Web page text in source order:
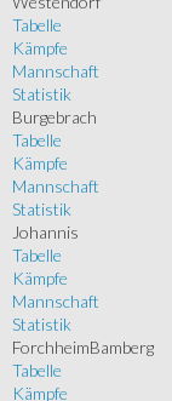
Tabelle
Kämpfe
Mannschaft
Statistik
Burgebrach
Tabelle
Kämpfe
Mannschaft
Statistik
Johannis
Tabelle
Kämpfe
Mannschaft
Statistik
ForchheimBamberg
Tabelle
Kämpfe